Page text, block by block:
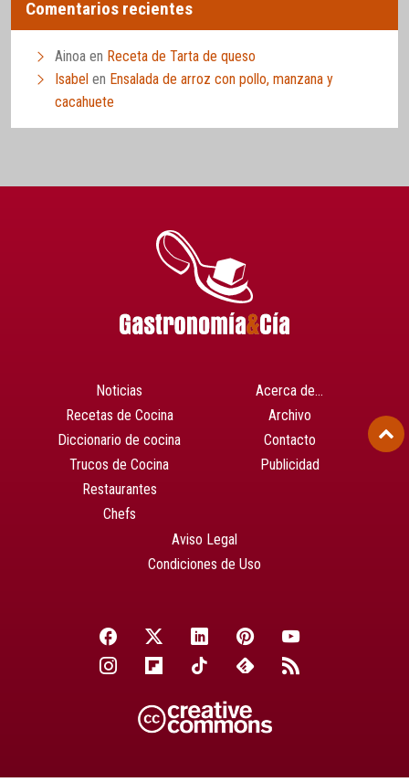
Comentarios recientes
Ainoa en Receta de Tarta de queso
Isabel en Ensalada de arroz con pollo, manzana y
cacahuete
Noticias
Recetas de Cocina
Diccionario de cocina
Trucos de Cocina
Restaurantes
Chefs
Acerca de…
Archivo
Contacto
Publicidad
Aviso Legal
Condiciones de Uso